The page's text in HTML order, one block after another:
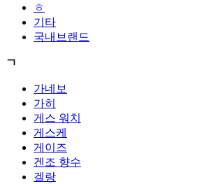
ㅎ
기타
국내브랜드
ㄱ
가네보
가히
게스 워치
게스케
게이즈
겐조 향수
겔랑